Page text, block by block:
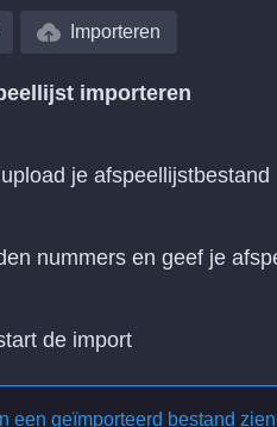
Importeren
importeren
je afspeellijstbestand
nummers en geef je
de import
een geïmporteerd bestand